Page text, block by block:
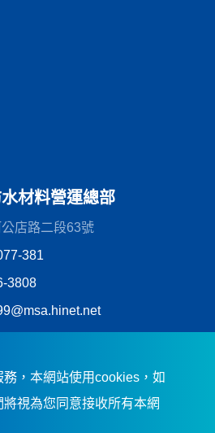
材料營運總部
店路二段63號
381
3808
，本網站使用cookies，如
視為您同意接收所有本網